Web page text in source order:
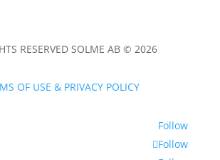
RESERVED SOLME AB © 2026
OF USE & PRIVACY POLICY
Follow
Follow